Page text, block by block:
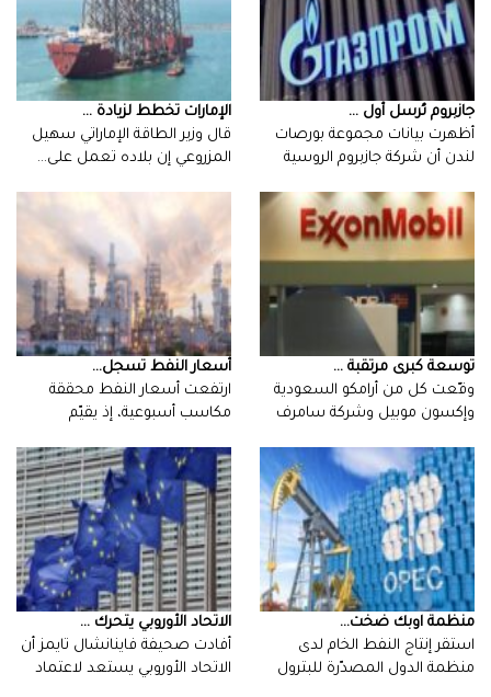
جازبروم تُرسل أول ...
أظهرت بيانات مجموعة بورصات
لندن أن شركة جازبروم الروسية
الإمارات تخطط لزيادة ...
قال وزير الطاقة الإماراتي سهيل
المزروعي إن بلاده تعمل على…
توسعة كبرى مرتقبة ...
وقّعت كل من أرامكو السعودية
وإكسون موبيل وشركة سامرف
أسعار‭ ‬النفط‭ ‬تسجل‭ ...
ارتفعت‭ ‬أسعار‭ ‬النفط‭ ‬محققة‭
‬مكاسب‭ ‬أسبوعية،‭ ‬إذ‭ ‬يقيّم‭
منظمة اوبك ‬ضخت‭ ...
الاتحاد الأوروبي يتحرك ...
أفادت صحيفة فاينانشال تايمز أن
الاتحاد الأوروبي يستعد لاعتماد